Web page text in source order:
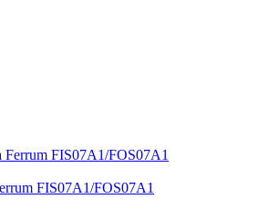
FIS07A1/FOS07A1